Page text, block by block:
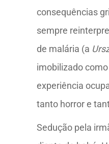
consequências
sempre
de malária (a
imobilizado
experiência
tanto horror e
Sedução pela